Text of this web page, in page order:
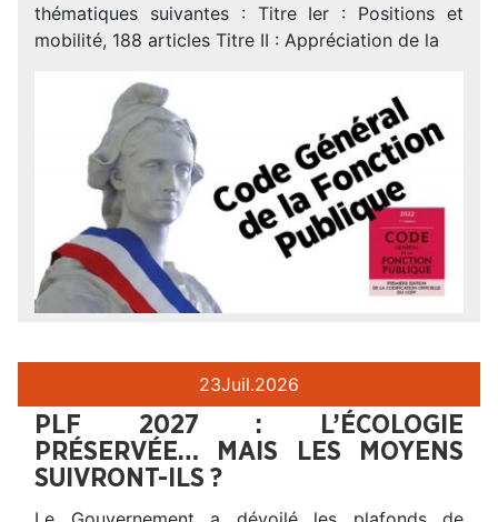
thématiques suivantes : Titre Ier : Positions et
mobilité, 188 articles Titre II : Appréciation de la
23Juil.2026
PLF 2027 : L’ÉCOLOGIE
PRÉSERVÉE… MAIS LES MOYENS
SUIVRONT-ILS ?